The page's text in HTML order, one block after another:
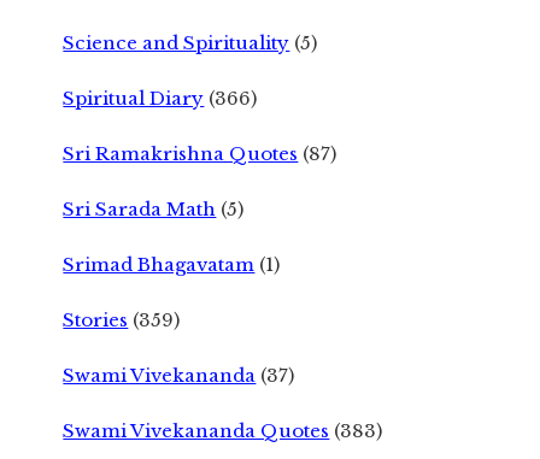
Science and Spirituality (5)
Spiritual Diary (366)
Sri Ramakrishna Quotes (87)
Sri Sarada Math (5)
Srimad Bhagavatam (1)
Stories (359)
Swami Vivekananda (37)
Swami Vivekananda Quotes (383)